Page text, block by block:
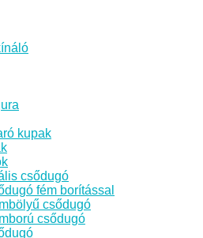
kupak
csődugó
fém borítással
csődugó
csődugó